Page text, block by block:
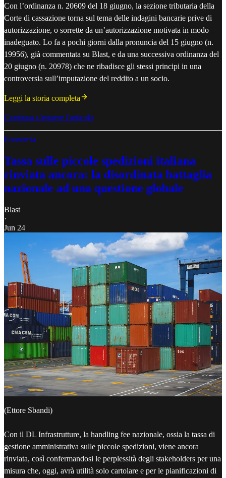
Con l’ordinanza n. 20609 del 18 giugno, la sezione tributaria della
Corte di cassazione torna sul tema delle indagini bancarie prive di
autorizzazione, o sorrette da un’autorizzazione motivata in modo
inadeguato. Lo fa a pochi giorni dalla pronuncia del 15 giugno (n.
19956), già commentata su Blast, e da una successiva ordinanza del
20 giugno (n. 20978) che ne ribadisce gli stessi principi in una
controversia sull’imputazione del reddito a un socio.
Leggi la storia completa
Continua a leggere l'articolo
Economia
Tassa sulle piccole spedizioni italiana
rinviata ancora: la disordinata battaglia
nazionale ad una questione globale
Blast
·
Jun 24
(Ettore Sbandi)
Con il DL Infrastrutture, la handling fee nazionale, ossia la tassa di
gestione amministrativa sulle piccole spedizioni, viene ancora
rinviata, così confermandosi le perplessità degli stakeholders per una
misura che, oggi, avrà utilità solo cartolare e per le pianificazioni di